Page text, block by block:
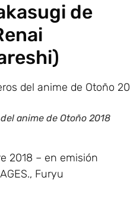
de
anime de Otoño 2018
2018 – en emisión
Furyu